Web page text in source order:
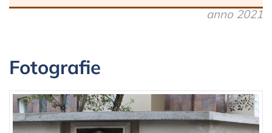
anno 2021
Fotografie